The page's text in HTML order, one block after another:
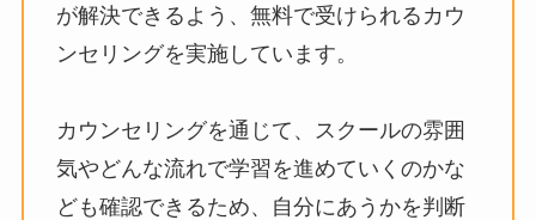
が解決できるよう、無料で受けられるカウ
ンセリングを実施しています。
カウンセリングを通じて、スクールの雰囲
気やどんな流れで学習を進めていくのかな
ども確認できるため、自分にあうかを判断